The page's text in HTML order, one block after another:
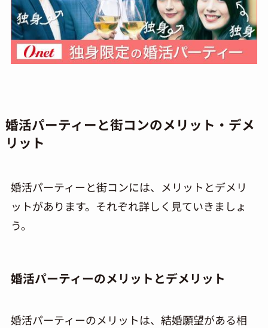
婚活パーティーと街コンのメリット・デメ
リット
婚活パーティーと街コンには、メリットとデメリ
ットがあります。それぞれ詳しく見ていきましょ
う。
婚活パーティーのメリットとデメリット
婚活パーティーのメリットは、結婚願望がある相